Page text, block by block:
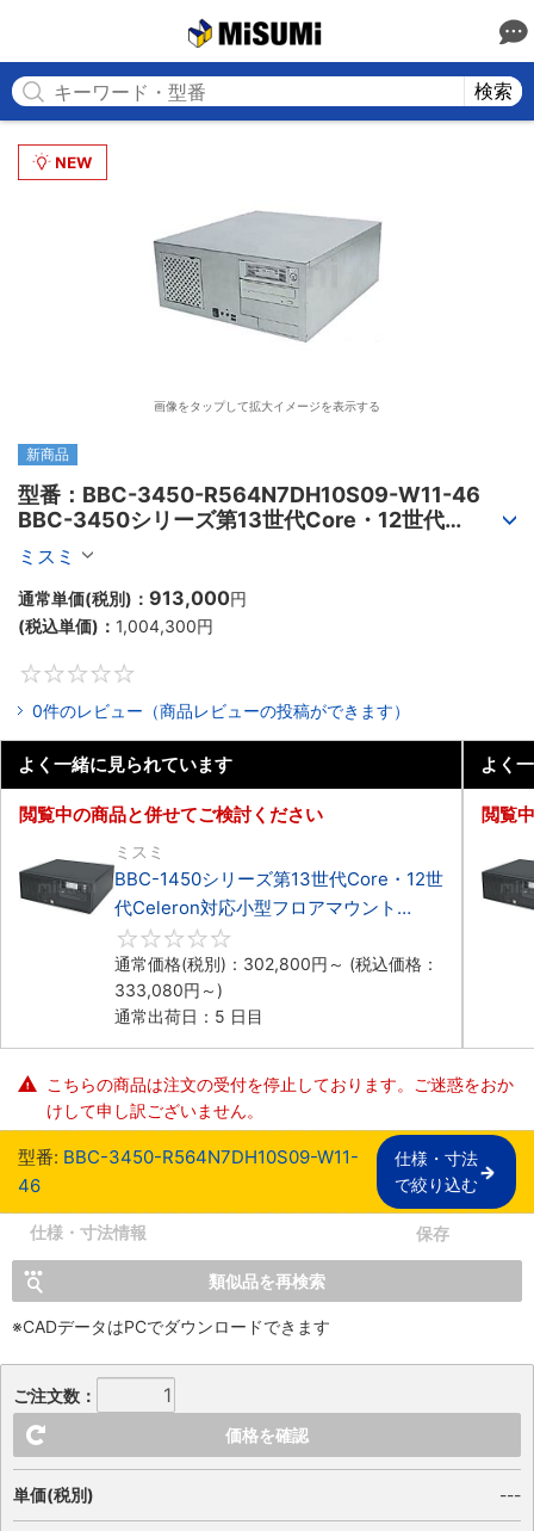
検索
画像をタップして拡大イメージを表示する
新商品
型番：BBC-3450-R564N7DH10S09-W11-46
BBC-3450シリーズ第13世代Core・12世代
Celeron対応フロアマウント4PCIe
ミスミ
通常単価(税別)： 913,000円
(税込単価)： 1,004,300円
0件のレビュー（商品レビューの投稿ができます）
よく一緒に見られています
閲覧中の商品と併せてご検討ください
ミスミ
BBC-1450シリーズ第13世代Core・12世
代Celeron対応小型フロアマウント
4PCIe
通常価格(税別)： 302,800円 ～ (税込価格：
333,080円 ～)
通常出荷日：5 日目
よく
閲覧
こちらの商品は注文の受付を停止しております。ご迷惑をおか
けして申し訳ございません。
型番: BBC-3450-R564N7DH10S09-W11-
46
仕様・寸法
で絞り込む
仕様・寸法情報 保存
類似品を再検索
※CADデータはPCでダウンロードできます
ご注文数：
価格を確認
単価(税別) ---